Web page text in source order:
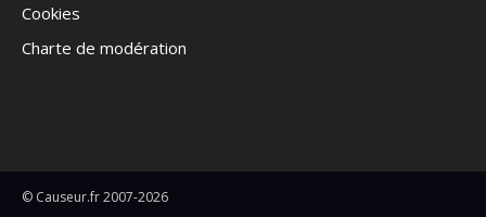
Cookies
Charte de modération
© Causeur.fr 2007-2026